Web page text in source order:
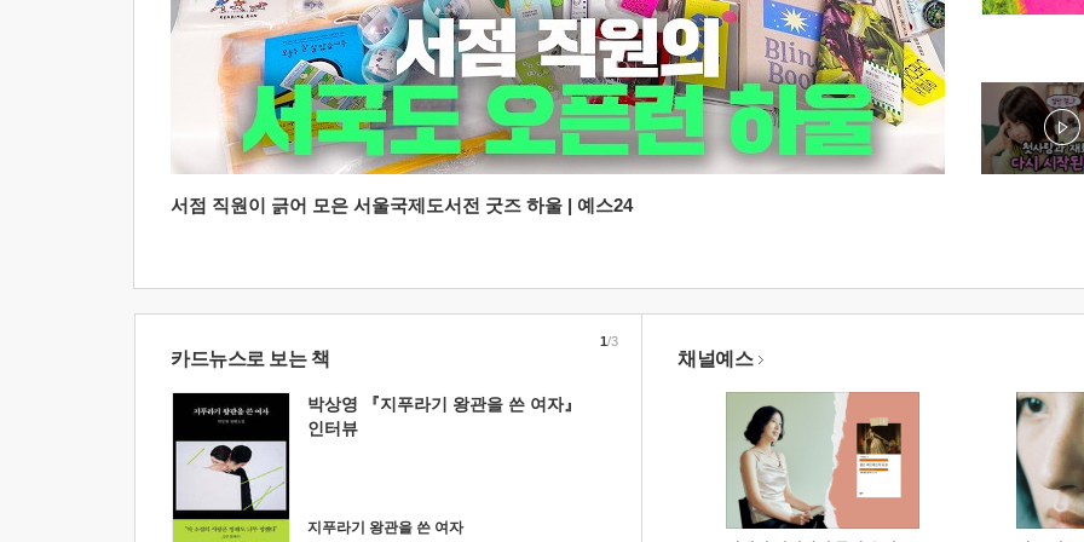
서점 직원이 긁어 모은 서울국제도서전 굿즈 하울 | 예스24
카드뉴스로 보는 책
박상영 『지푸라기 왕관을 쓴 여자』
인터뷰
지푸라기 왕관을 쓴 여자
1/3
채널예스